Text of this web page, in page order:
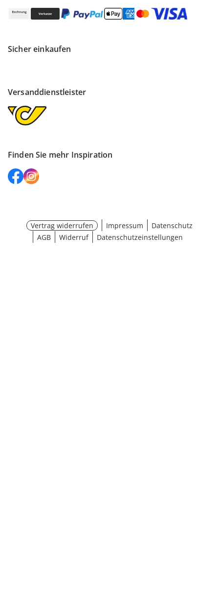
Sicher einkaufen
Versanddienstleister
Finden Sie mehr Inspiration
Vertrag widerrufen Impressum
Datenschutz
AGB
Widerruf Datenschutzeinstellungen